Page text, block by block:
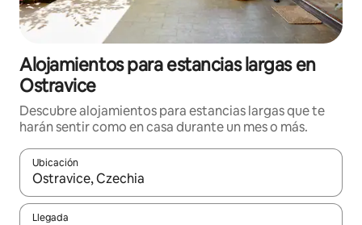
Alojamientos para estancias largas en
Ostravice
Descubre alojamientos para estancias largas que te
harán sentir como en casa durante un mes o más.
Ubicación
Cuando los resultados estén disponibles, podrás navegar
Llegada